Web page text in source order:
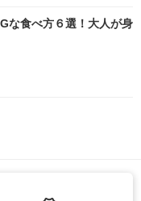
な食べ方６選！大人が身